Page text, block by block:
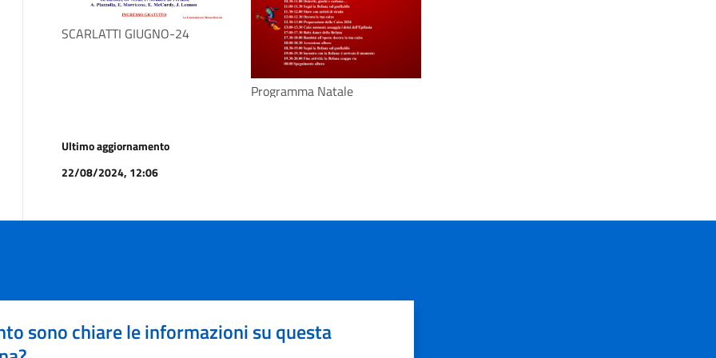
SCARLATTI GIUGNO-24
Programma Natale
Ultimo aggiornamento
22/08/2024, 12:06
sono chiare le informazioni su questa